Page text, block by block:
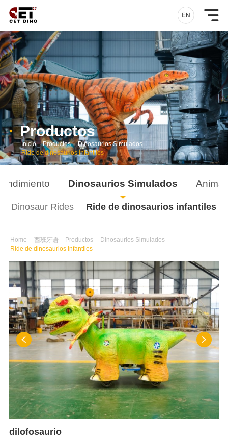
Productos
Inicio - Productos - Dinosaurios Simulados -
Ride de dinosaurios infantiles
Dinosaurios Simulados
Dinosaur Rides Ride de dinosaurios infantiles
Home - 西班牙语 - Productos - Dinosaurios Simulados -
Ride de dinosaurios infantiles
dilofosaurio